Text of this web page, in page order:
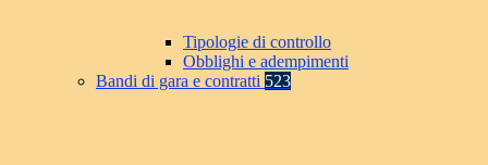
Tipologie di controllo
Obblighi e adempimenti
Bandi di gara e contratti 523